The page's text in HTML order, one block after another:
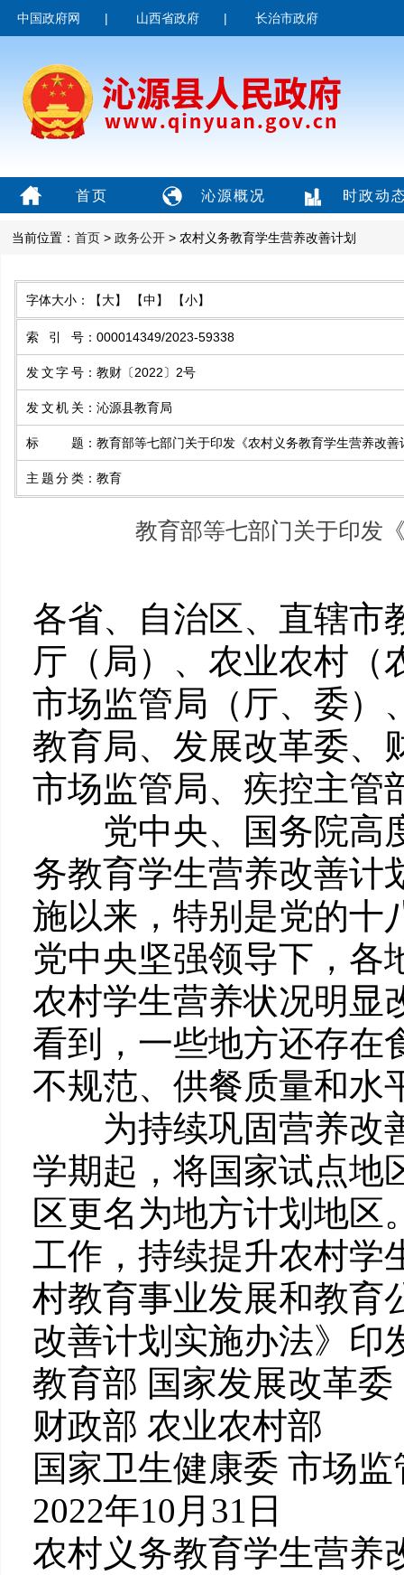
中国政府网 | 山西省政府 | 长治市政府
首页 沁源概况 时政动
当前位置： 首页 > 政务公开 > 农村义务教育学生营养改善计划
字体大小： 【大】 【中】 【小】
索引号 ： 000014349/2023-59338
发文字号 ： 教财〔2022〕2号
发文机关 ： 沁源县教育局
标题 ： 教育部等七部门关于印发《农村义务教育学生营养改
主题分类 ： 教育
教育部等七部门关于印发
各省、自治区、直辖市
厅（局）、农业农村（
市场监管局（厅、委）
教育局、发展改革委、
市场监管局、疾控主管
党中央、国务院高度
务教育学生营养改善计
施以来，特别是党的十
党中央坚强领导下，各
农村学生营养状况明显
看到，一些地方还存在
不规范、供餐质量和水
为持续巩固营养改善
学期起，将国家试点地
区更名为地方计划地区
工作，持续提升农村学
村教育事业发展和教育
改善计划实施办法》印
教育部 国家发展改革委
财政部 农业农村部
国家卫生健康委 市场
2022年10月31日
农村义务教育学生营养